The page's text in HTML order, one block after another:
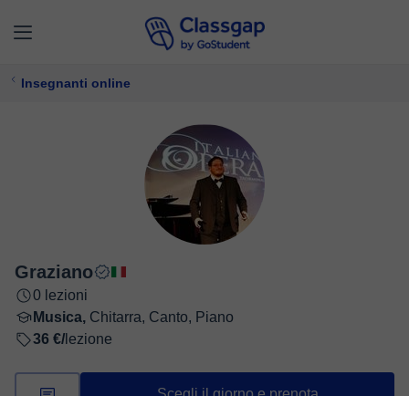
Insegnanti online
Graziano
0 lezioni
Musica, Chitarra, Canto, Piano
36 €/ lezione